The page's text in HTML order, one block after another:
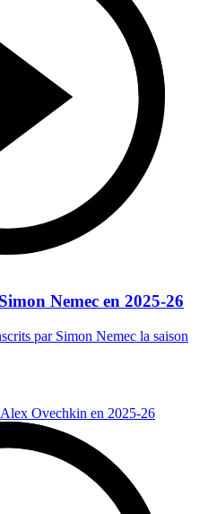
Nemec en 2025-26
par Simon Nemec la saison